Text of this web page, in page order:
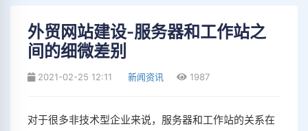
外贸网站建设-服务器和工作站之
间的细微差别
2021-02-25 12:11 新闻资讯 1987
对于很多非技术型企业来说，服务器和工作站的关系在